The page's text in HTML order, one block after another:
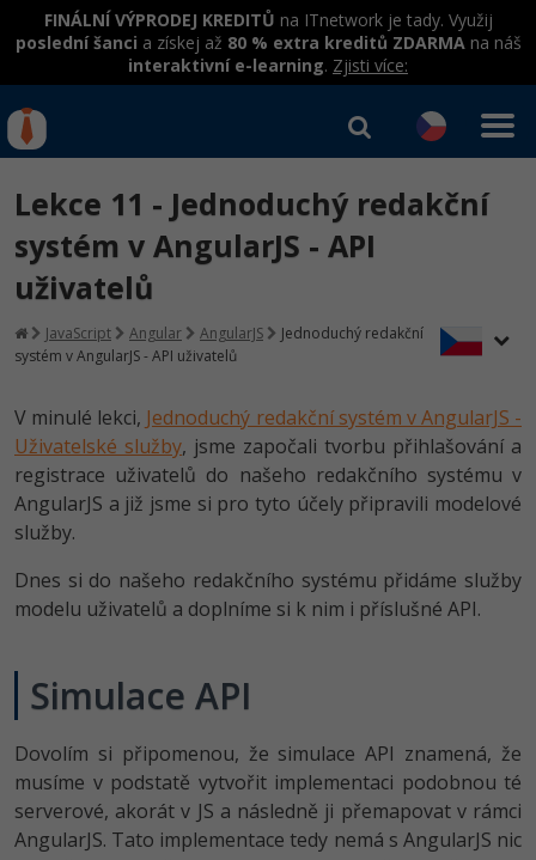
FINÁLNÍ VÝPRODEJ KREDITŮ na ITnetwork je tady. Využij
poslední šanci a získej až 80 % extra kreditů ZDARMAna náš
interaktivní e-learning. Zjisti více:
Rekvalifikace a kurzy
hrazené úřadem práce
Workshopy zdarma
Umělá inteligence v praxi
Datová analýza v praxi
Školení
Základy programování
Objektové programování - OOP
Umělá inteligence
HTML5, CSS3, Bootstrap, SEO
Testování a verzování
UML a návrhové vzory
React
Školení dle technologií
C# .NET
PHP
Python
HTML / CSS
UML a návrhové vzory
Kurzy IT profesí
Junior programátor
Senior programátor
Front-end developer
Specialista na AI a bigdata
Tester
Systémový administrátor
Kurzy programování
Java -80%
C#.NET -80%
JavaScript -80%
-80%
Swift -80%
Kotlin -80%
Přihlásit se | Registrovat
Lekce 11 - Jednoduchý redakční
systém v AngularJS - API
uživatelů
JavaScript Angular AngularJS
Jednoduchý redakční
systém v AngularJS - API uživatelů
V minulé lekci, Jednoduchý redakční systém v AngularJS -
Uživatelské služby, jsme započali tvorbu přihlašování a
registrace uživatelů do našeho redakčního systému v
AngularJS a již jsme si pro tyto účely připravili modelové
služby.
Dnes si do našeho redakčního systému přidáme služby
modelu uživatelů a doplníme si k nim i příslušné API.
Simulace API
Dovolím si připomenou, že simulace API znamená, že
musíme v podstatě vytvořit implementaci podobnou té
serverové, akorát v JS a následně ji přemapovat v rámci
AngularJS. Tato implementace tedy nemá s AngularJS nic